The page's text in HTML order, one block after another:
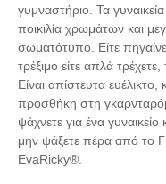
γυμναστήριο. Τα
ποικιλία χρωμάτων και
σωματότυπο. Είτε
τρέξιμο είτε απλά
Είναι απίστευτα
προσθήκη στη
ψάχνετε για ένα
μην ψάξετε πέρα ​​από το
EvaRicky®.